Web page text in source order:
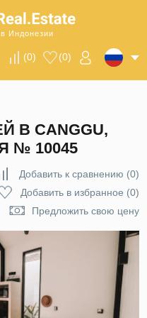
Индонезии
(0) (0)
В CANGGU,
№ 10045
Добавить к сравнению (0)
Добавить в избранное (0)
Предложить свою цену